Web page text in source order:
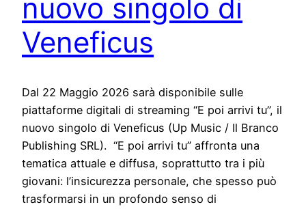
nuovo singolo di
Veneficus
Dal 22 Maggio 2026 sarà disponibile sulle
piattaforme digitali di streaming “E poi arrivi tu”, il
nuovo singolo di Veneficus (Up Music / Il Branco
Publishing SRL). “E poi arrivi tu” affronta una
tematica attuale e diffusa, soprattutto tra i più
giovani: l’insicurezza personale, che spesso può
trasformarsi in un profondo senso di